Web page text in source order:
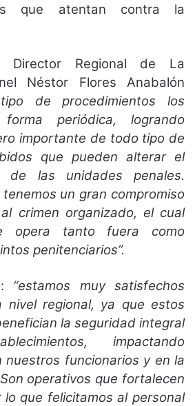
que atentan contra la
Regional de La
Néstor Flores Anabalón
de procedimientos los
periódica, logrando
importante de todo tipo de
que pueden alterar el
de las unidades penales.
un gran compromiso
crimen organizado, el cual
opera tanto fuera como
penitenciarios”.
“estamos muy satisfechos
nivel regional, ya que estos
la seguridad integral
impactando
nuestros funcionarios y en la
operativos que fortalecen
que felicitamos al personal